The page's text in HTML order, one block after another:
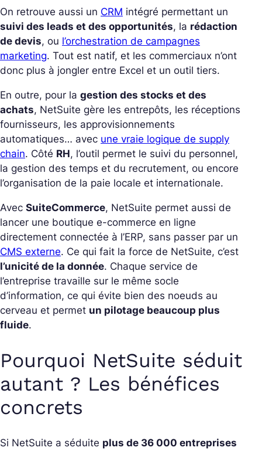
On retrouve aussi un CRM intégré permettant un
suivi des leads et des opportunités, la rédaction
de devis, ou l’orchestration de campagnes
marketing. Tout est natif, et les commerciaux n’ont
donc plus à jongler entre Excel et un outil tiers.
En outre, pour la gestion des stocks et des
achats, NetSuite gère les entrepôts, les réceptions
fournisseurs, les approvisionnements
automatiques… avec une vraie logique de supply
chain. Côté RH, l’outil permet le suivi du personnel,
la gestion des temps et du recrutement, ou encore
l’organisation de la paie locale et internationale.
Avec SuiteCommerce, NetSuite permet aussi de
lancer une boutique e-commerce en ligne
directement connectée à l’ERP, sans passer par un
CMS externe. Ce qui fait la force de NetSuite, c’est
l’unicité de la donnée. Chaque service de
l’entreprise travaille sur le même socle
d’information, ce qui évite bien des noeuds au
cerveau et permet un pilotage beaucoup plus
fluide.
Pourquoi NetSuite séduit
autant ? Les bénéfices
concrets
Si NetSuite a séduite plus de 36 000 entreprises